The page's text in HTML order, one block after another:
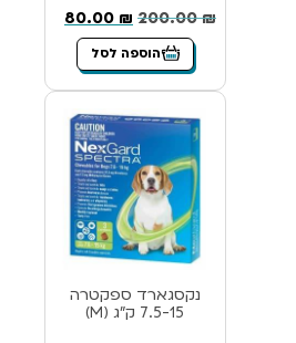
200.00₪
80.00 ₪
הוספה לסל
נקסגארד ספקטרה
7.5-15 ק”ג (M)